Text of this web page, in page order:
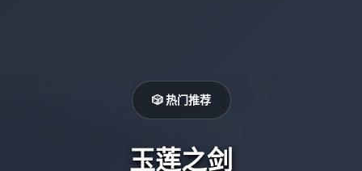
🎲 热门推荐
玉莲之剑